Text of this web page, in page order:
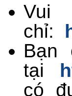
Vui
chỉ:
Bạn
tại
có